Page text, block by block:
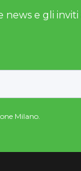
e gli inviti
Milano.